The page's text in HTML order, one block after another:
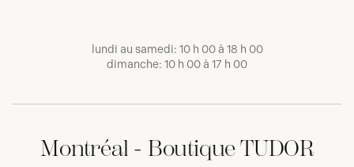
lundi au samedi: 10 h 00 à 18 h 00
dimanche: 10 h 00 à 17 h 00
Montréal - Boutique TUDOR